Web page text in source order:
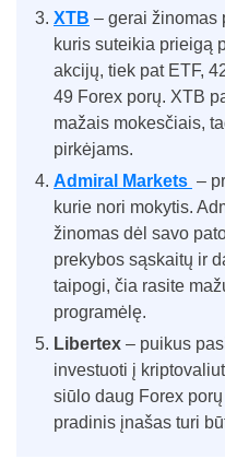
XTB – gerai žinomas
kuris suteikia prieigą
akcijų, tiek pat ETF,
49 Forex porų. XTB
mažais mokesčiais,
pirkėjams.
Admiral Markets –
kurie nori mokytis.
žinomas dėl savo
prekybos sąskaitų ir
taipogi, čia rasite
programėlę.
Libertex – puikus
investuoti į
siūlo daug Forex
pradinis įnašas turi